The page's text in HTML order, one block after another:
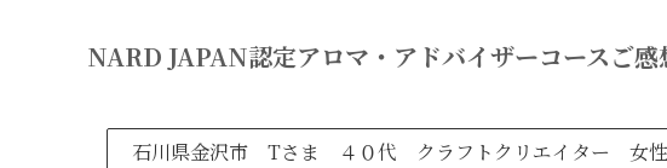
NARD JAPAN認定アロマ・アドバイザーコースご感
石川県金沢市 Tさま ４０代 クラフトクリエイター 女性